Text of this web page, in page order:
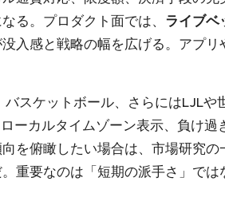
る。プロダクト面では、 ライブベ
入感と戦略の幅を広げる。アプ
スケットボール、さらにはLJL
ーカルタイムゾーン表示、負け
を俯瞰したい場合は、市場研究の
重要なのは「短期の派手さ」で